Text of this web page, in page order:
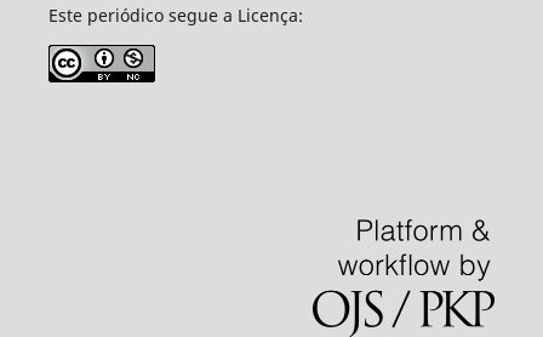
Este periódico segue a Licença: